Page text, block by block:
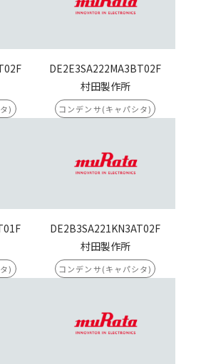
)
DE2E3SA222MA3BT02F
村田製作所
コンデンサ(キャパシタ)
)
DE2B3SA221KN3AT02F
村田製作所
コンデンサ(キャパシタ)